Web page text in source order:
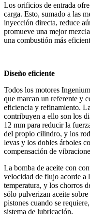
Los orificios de entrada
carga. Esto, sumado a las
inyección directa, reduce
promueve una mejor
una combustión más
Diseño eficiente
Todos los motores
que marcan un referente y
eficiencia y refinamiento.
contribuyen a ello son los
12 mm para reducir la
del propio cilindro, y los
levas y los dobles árboles
compensación de
La bomba de aceite con
velocidad de flujo acorde a
temperatura, y los chorros
sólo pulverizan aceite
pistones cuando se
sistema de lubricación.